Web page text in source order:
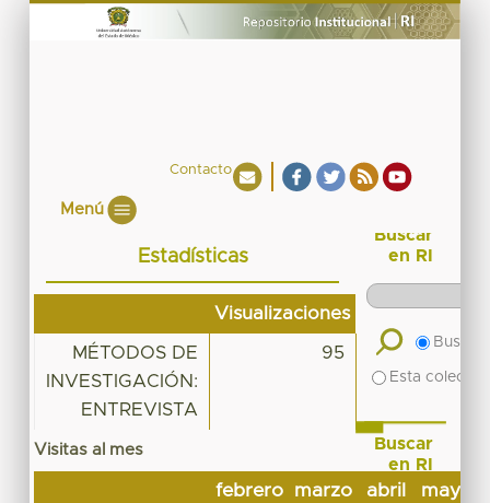
Contacto
Menú
Estadísticas
Visualizaciones
MÉTODOS DE
INVESTIGACIÓN:
ENTREVISTA
95
Visitas al mes
febrero
marzo
abril
mayo
Buscar
en RI
Buscar
Esta
Buscar
en RI
Por